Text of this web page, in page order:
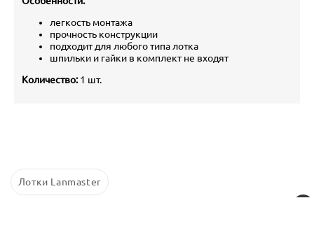
легкость монтажа
прочность конструкции
подходит для любого типа лотка
шпильки и гайки в комплект не входят
Количество:1 шт.
Лотки Lanmaster